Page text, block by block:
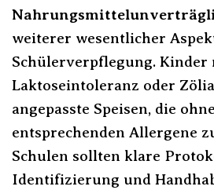
weiterer wesentlicher
Schülerverpflegung. Kinder
Laktoseintoleranz oder
angepasste Speisen, die
entsprechenden Allergene
Schulen sollten klare
Identifizierung und